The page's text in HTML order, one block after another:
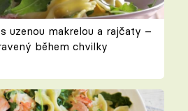
uzenou makrelou a rajčaty –
během chvilky